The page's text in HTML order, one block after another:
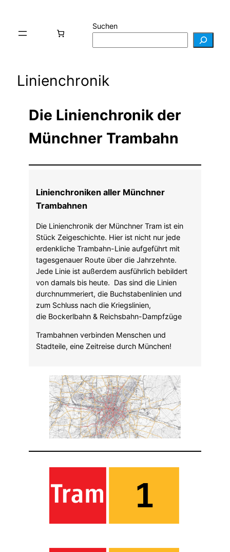
Suchen
Linienchronik
Die Linienchronik der
Münchner Trambahn
Linienchroniken aller Münchner
Trambahnen
Die Linienchronik der Münchner Tram ist ein
Stück Zeigeschichte. Hier ist nicht nur jede
erdenkliche Trambahn-Linie aufgeführt mit
tagesgenauer Route über die Jahrzehnte.
Jede Linie ist außerdem ausführlich bebildert
von damals bis heute. Das sind die Linien
durchnummeriert, die Buchstabenlinien und
zum Schluss nach die Kriegslinien,
die Bockerlbahn & Reichsbahn-Dampfzüge
Trambahnen verbinden Menschen und
Stadteile, eine Zeitreise durch München!